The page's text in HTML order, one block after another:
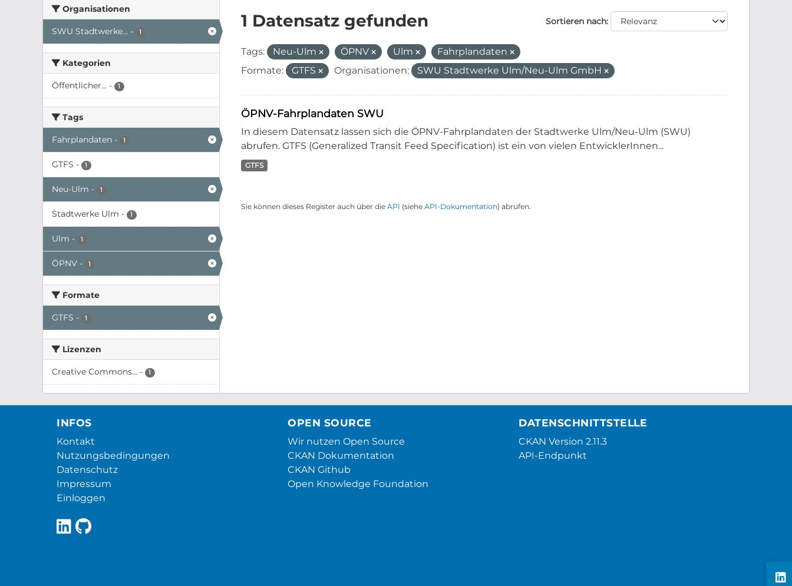
Organisationen
SWU Stadtwerke... - 1
Kategorien
Öffentlicher... - 1
Tags
Fahrplandaten - 1
GTFS - 1
Neu-Ulm - 1
Stadtwerke Ulm - 1
Ulm - 1
ÖPNV - 1
Formate
GTFS - 1
Lizenzen
Creative Commons... - 1
Sortieren nach
1 Datensatz gefunden
Tags: Neu-Ulm ÖPNV Ulm
Fahrplandaten
Formate:
GTFS Organisationen: SWU Stadtwerke Ulm/Neu-Ulm GmbH
ÖPNV-Fahrplandaten SWU
In diesem Datensatz lassen sich die ÖPNV-Fahrplandaten der Stadtwerke Ulm/Neu-Ulm (SWU)
abrufen. GTFS (Generalized Transit Feed Specification) ist ein von vielen EntwicklerInnen...
GTFS
Sie können dieses Register auch über die API (siehe API-Dokumentation) abrufen.
INFOS
Kontakt
Nutzungsbedingungen
Datenschutz
Impressum
Einloggen
OPEN SOURCE
Wir nutzen Open Source
CKAN Dokumentation
CKAN Github
Open Knowledge Foundation
DATENSCHNITTSTELLE
CKAN Version 2.11.3
API-Endpunkt